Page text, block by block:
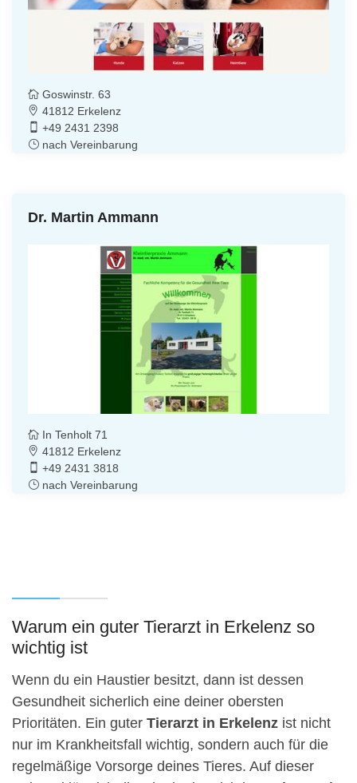
Goswinstr. 63
41812 Erkelenz
+49 2431 2398
nach Vereinbarung
Dr. Martin Ammann
In Tenholt 71
41812 Erkelenz
+49 2431 3818
nach Vereinbarung
Warum ein guter Tierarzt in Erkelenz so
wichtig ist
Wenn du ein Haustier besitzt, dann ist dessen
Gesundheit sicherlich eine deiner obersten
Prioritäten. Ein guter Tierarzt in Erkelenz ist nicht
nur im Krankheitsfall wichtig, sondern auch für die
regelmäßige Vorsorge deines Tieres. Auf dieser